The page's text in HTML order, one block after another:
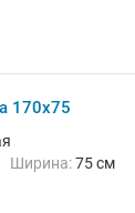
170x75
Ширина:75 см